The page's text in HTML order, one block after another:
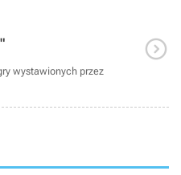
wystawionych przez
